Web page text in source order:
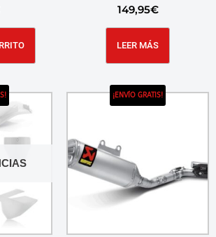
149,95€
LEER MÁS
¡ENVÍO GRATIS!